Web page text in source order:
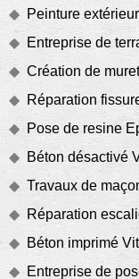
Peinture
Entreprise de
Création de
Réparation
Pose de resine
Béton désactivé
Travaux de
Réparation
Béton imprimé
Entreprise de